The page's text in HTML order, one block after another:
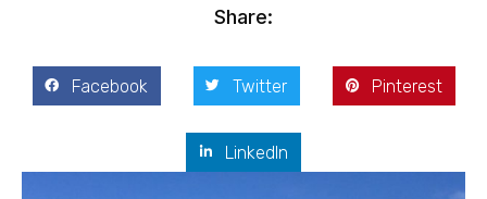
Share:
Facebook Twitter Pinterest
LinkedIn